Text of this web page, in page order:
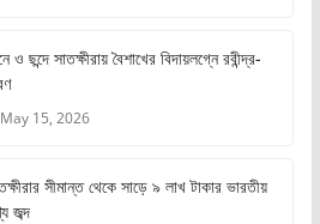
e
ও ছন্দে সাতক্ষীরায় বৈশাখের বিদায়লগ্নে রবীন্দ্র-
May 15, 2026
সীমান্ত থেকে সাড়ে ৯ লাখ টাকার ভারতীয়
জব্দ